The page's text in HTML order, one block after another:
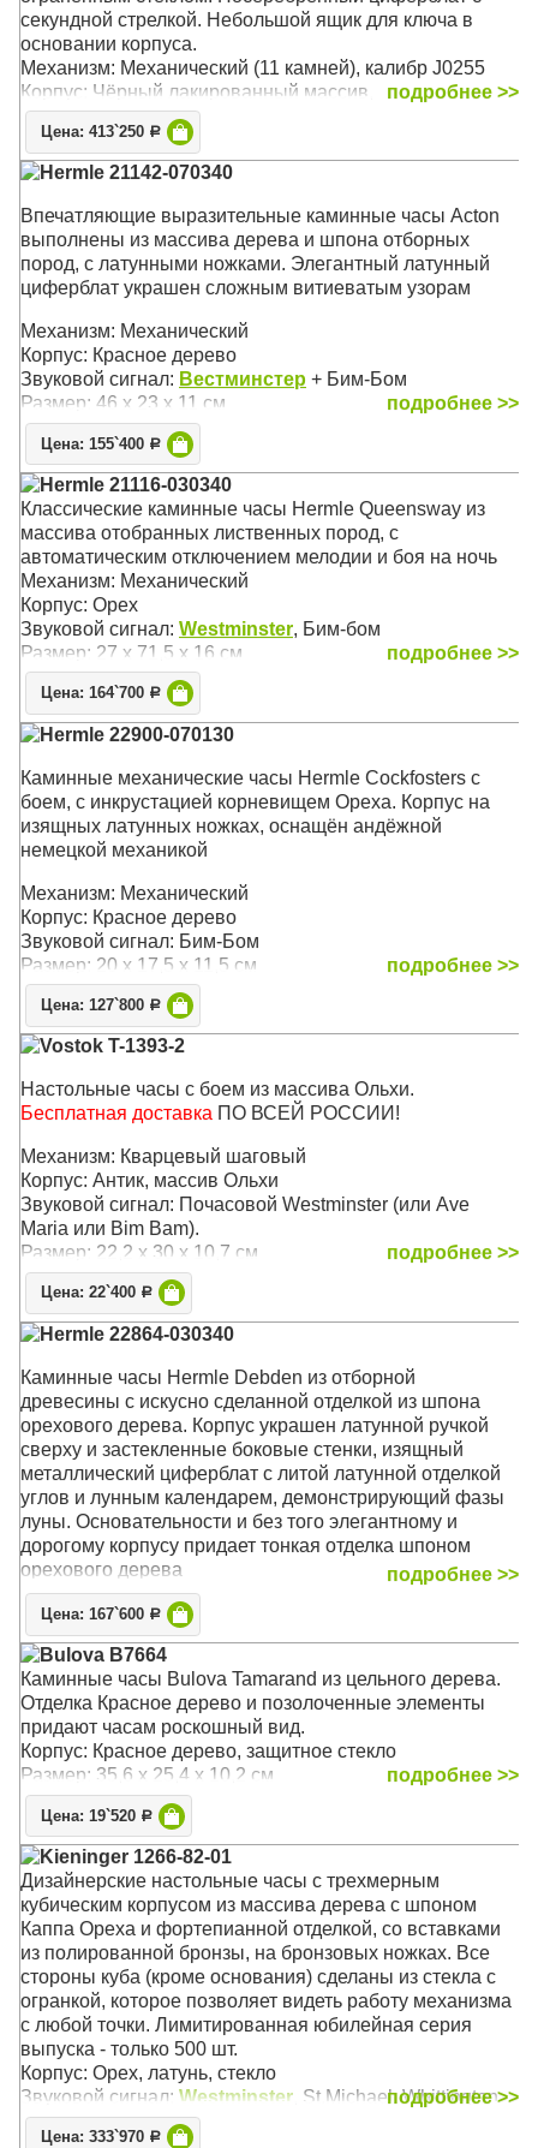
секундной стрелкой. Небольшой ящик для ключа в
основании корпуса.
Механизм: Механический (11 камней), калибр J0255
Корпус: Чёрный лакированный массив,
хромированная латунь
Звуковой сигнал:Westminster
Размер: 34 x 25,5 x 18,5 см
подробнее >>
Цена: 413`250 Р
Hermle 21142-070340
Впечатляющие выразительные каминные часы Acton
выполнены из массива дерева и шпона отборных
пород, с латунными ножками. Элегантный латунный
циферблат украшен сложным витиеватым узорам
Механизм: Механический
Корпус: Красное дерево
Звуковой сигнал: Вестминстер + Бим-Бом
Размер: 46 х 23 х 11 см
подробнее >>
Цена: 155`400 Р
Hermle 21116-030340
Классические каминные часы Hermle Queensway из
массива отобранных лиственных пород, с
автоматическим отключением мелодии и боя на ночь
Механизм: Механический
Корпус: Орех
Звуковой сигнал: Westminster, Бим-бом
Размер: 27 х 71,5 х 16 см
подробнее >>
Цена: 164`700 Р
Hermle 22900-070130
Каминные механические часы Hermle Cockfosters с
боем, с инкрустацией корневищем Ореха. Корпус на
изящных латунных ножках, оснащён андёжной
немецкой механикой
Механизм: Механический
Корпус: Красное дерево
Звуковой сигнал: Бим-Бом
Размер: 20 х 17,5 х 11,5 см
подробнее >>
Цена: 127`800 Р
Vostok T-1393-2
Настольные часы с боем из массива Ольхи.
Бесплатная доставка ПО ВСЕЙ РОССИИ!
Механизм: Кварцевый шаговый
Корпус: Антик, массив Ольхи
Звуковой сигнал: Почасовой Westminster (или Ave
Maria или Bim Bam).
Размер: 22,2 х 30 x 10,7 см
подробнее >>
Цена: 22`400 Р
Hermle 22864-030340
Каминные часы Hermle Debden из отборной
древесины c искусно сделанной отделкой из шпона
орехового дерева. Корпус украшен латунной ручкой
сверху и застекленные боковые стенки, изящный
металлический циферблат с литой латунной отделкой
углов и лунным календарем, демонстрирующий фазы
луны. Основательности и без того элегантному и
дорогому корпусу придает тонкая отделка шпоном
орехового дерева
Механизм: Механический с плавающим балансом и
пружинным заводом
Корпус: Орех
Звуковой сигнал:Вестминстер, Бим-Бом
Размер: 30 х 21 х 14 см
подробнее >>
Цена: 167`600 Р
Bulova B7664
Каминные часы Bulova Tamarand из цельного дерева.
Отделка Красное дерево и позолоченные элементы
придают часам роскошный вид.
Корпус: Красное дерево, защитное стекло
Размер: 35,6 х 25,4 х 10,2 см
подробнее >>
Цена: 19`520 Р
Kieninger 1266-82-01
Дизайнерские настольные часы с трехмерным
кубическим корпусом из массива дерева с шпоном
Каппа Ореха и фортепианной отделкой, со вставками
из полированной бронзы, на бронзовых ножках. Все
стороны куба (кроме основания) сделаны из стекла с
огранкой, которое позволяет видеть работу механизма
с любой точки. Лимитированная юбилейная серия
выпуска - только 500 шт.
Корпус: Орех, латунь, стекло
Звуковой сигнал: Westminster , St.Michael, Whittington
Размер: 25,5 x 25 x 18 см
подробнее >>
Цена: 333`970 Р